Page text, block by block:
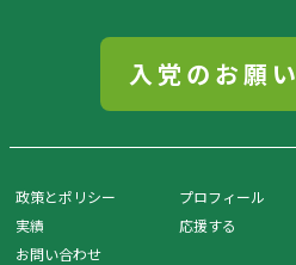
入党のお願い
政策とポリシー プロフィール
実績
応援する
お問い合わせ